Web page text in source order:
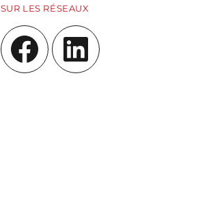
SUR LES RÉSEAUX
Facebook LinkedIn